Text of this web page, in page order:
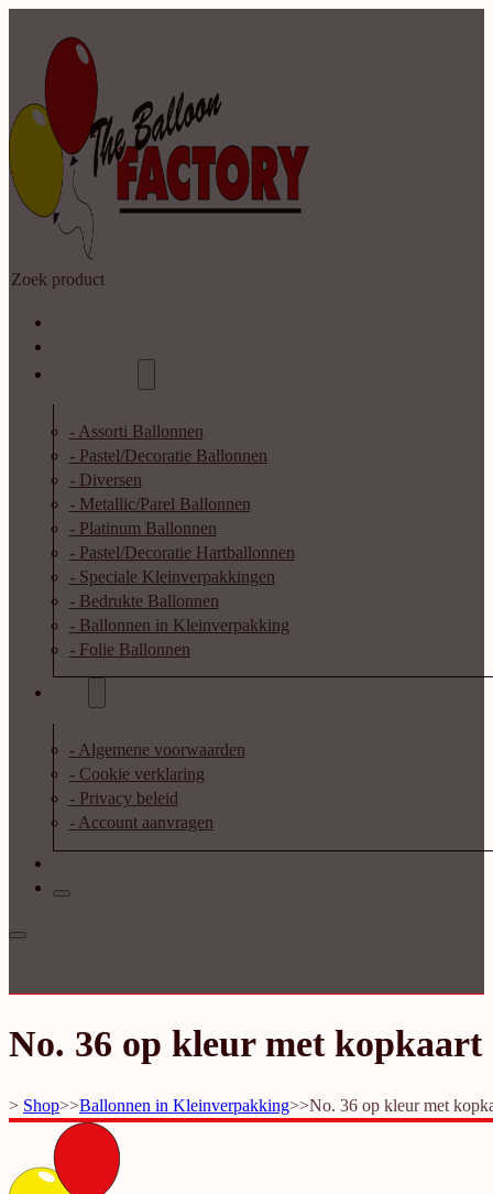
Zoeken
- Assorti Ballonnen
- Pastel/Decoratie Ballonnen
- Diversen
- Metallic/Parel Ballonnen
- Platinum Ballonnen
- Pastel/Decoratie Hartballonnen
- Speciale Kleinverpakkingen
- Bedrukte Ballonnen
- Ballonnen in Kleinverpakking
- Folie Ballonnen
- Algemene voorwaarden
- Cookie verklaring
- Privacy beleid
- Account aanvragen
No. 36 op kleur met kopkaart
> Shop>>Ballonnen in Kleinverpakking>>No. 36 op kleur met